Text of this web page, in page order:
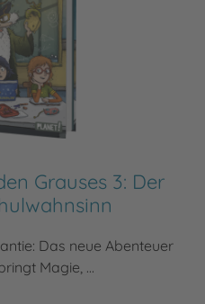
Grauses 3: Der
Das neue Abenteuer
Magie, ...